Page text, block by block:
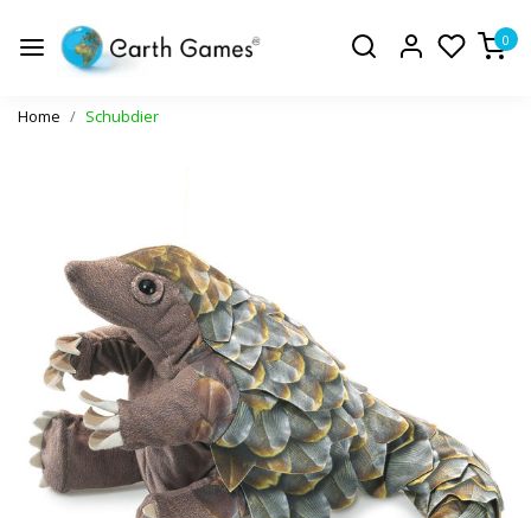
0
Home Schubdier
Vorige